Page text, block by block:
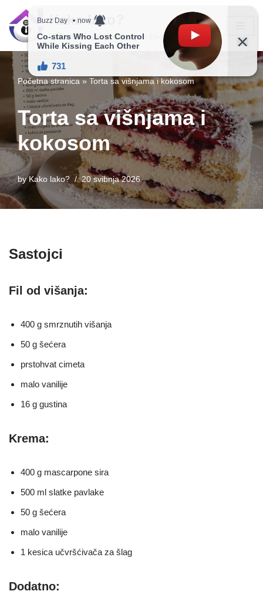
Skip
content
Kako lako?
Vaš vodič ka jednostavnijem životu!
Početna stranica » Torta sa višnjama i kokosom
Torta sa višnjama i
kokosom
byKako lako? 20 svibnja 2026
Sastojci
Fil od višanja:
400 g smrznutih višanja
50 g šećera
prstohvat cimeta
malo vanilije
16 g gustina
Krema:
400 g mascarpone sira
500 ml slatke pavlake
50 g šećera
malo vanilije
1 kesica učvršćivača za šlag
Dodatno: